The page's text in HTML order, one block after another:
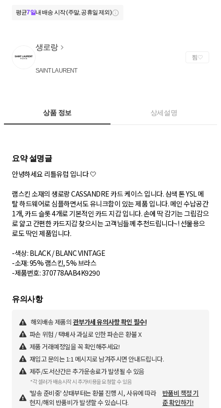
평균7일내 배송 시작 (주말, 공휴일 제외)
생로랑
SAINT LAURENT
찜
상품 정보 상세설명
요약 설명글
안녕하세요 리틀유럽 입니다 🤍
램스킨 소재의 생로랑 CASSANDRE 카드 케이스 입니다. 삼색 톤 YSL 메
탈 하드웨어로 심플하면서도 유니크함이 있는 제품 입니다. 메인 수납공간
1개, 카드 슬롯 4개로 기본적인 카드 지갑 입니다. 손에 딱 감기는 그립감으
로 얇고 간편한 카드지갑 찾으시는 고객님들께 추천드립니다~! 선물용으
로도 딱인 제품입니다.
-색상: BLACK / BLANC VINTAGE
-소재: 95% 램스킨, 5% 브라스
유의사항
해외배송 제품의 관부가세 유의사항 확인 필수!
파손 위험 / 택배사 과실로 인한 파손은 환불 X
제품 거래예정일을 꼭 확인해주세요!
재입고 문의는 1:1 메시지로 남겨주시면 안내드립니다.
제주/도서산간은 추가운송료가 발생될 수 있음
*각 셀러가 배송시작 시 추가비용을 요청할 수 있음
'발송 준비중' 상태부터는 환불 진행 시, 사유에 따라
현지/해외 반품비가 발생할 수 있습니다.
반품비 책정 기
준 확인하기!